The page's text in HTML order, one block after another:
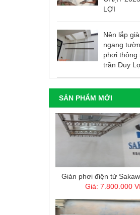
LỢI
Nên lắp
ngang
phơi thông
trần Duy
SẢN PHẨM MỚI
Cáp lưới an toàn
Giá: 139.000
Giàn phơi điện tử
Giá: 7.800.000